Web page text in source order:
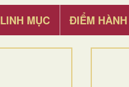
LINH MỤC ĐIỂM